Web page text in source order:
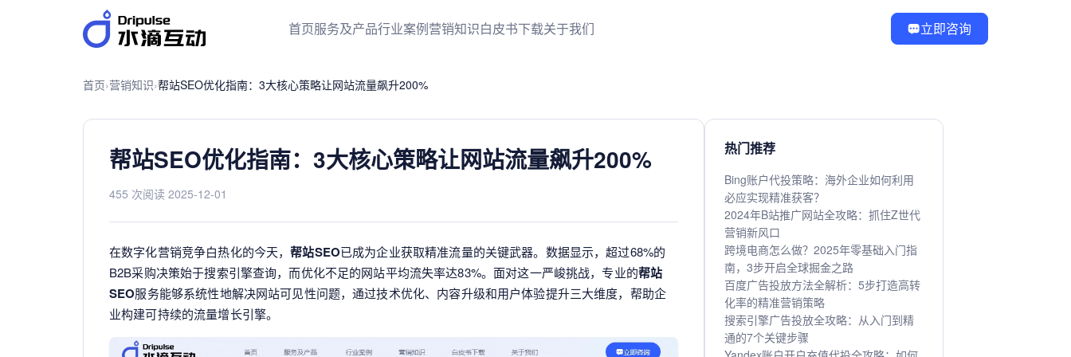
首页服务及产品行业案例营销知识白皮书下载关于我们 立即咨询
首页›营销知识›帮站SEO优化指南：3大核心策略让网站流量飙升200%
帮站SEO优化指南：3大核心策略让网站流量飙升200%
455 次阅读 2025-12-01
在数字化营销竞争白热化的今天，帮站SEO已成为企业获取精准流量的关键武器。数据显示，超过68%的
B2B采购决策始于搜索引擎查询，而优化不足的网站平均流失率达83%。面对这一严峻挑战，专业的帮站
SEO服务能够系统性地解决网站可见性问题，通过技术优化、内容升级和用户体验提升三大维度，帮助企
业构建可持续的流量增长引擎。
热门推荐
Bing账户代投策略：海外企业如何利用
必应实现精准获客？
2024年B站推广网站全攻略：抓住Z世代
营销新风口
跨境电商怎么做？2025年零基础入门指
南，3步开启全球掘金之路
百度广告投放方法全解析：5步打造高转
化率的精准营销策略
搜索引擎广告投放全攻略：从入门到精
通的7个关键步骤